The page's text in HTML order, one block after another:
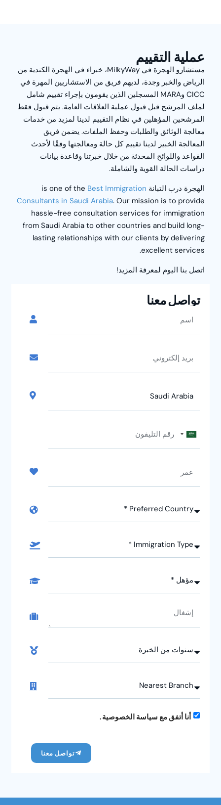
عملية التقييم
مستشارو الهجرة في MilkyWay، خبراء في الهجرة الكندية من
الرياض والخبر وجدة، لديهم فريق من الاستشاريين المهرة في
CICC وMARA المسجلين الذين يقومون بإجراء تقييم شامل
لملف المرشح قبل قبول عملية العلاقات العامة. يتم قبول فقط
المرشحين المؤهلين في نظام التقييم لدينا لمزيد من خدمات
معالجة الوثائق والطلبات وحفظ الملفات. يضمن فريق
المعالجة الخبير لدينا تقييم كل حالة ومعالجتها وفقًا لأحدث
القواعد واللوائح المحدثة من خلال خبرتنا وقاعدة بيانات
دراسات الحالة القوية والشاملة.
الهجرة درب التبانة Best Immigration
Consultants in Saudi Arabia. Our mission is to provide
hassle-free consultation services for immigration
from Saudi Arabia to other countries and build long-
lasting relationships with our clients by delivering
excellent services.
اتصل بنا اليوم لمعرفة المزيد!
تواصل معنا
Saudi
Arabia
أنا أتفق مع سياسة الخصوصية.
تواصل معنا